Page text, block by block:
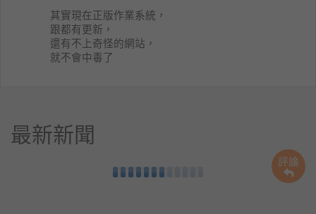
評論
其實現在正版作業系統，
跟都有更新，
還有不上奇怪的網站，
就不會中毒了
最新新聞